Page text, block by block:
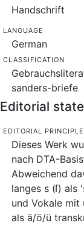
Handschrift
Language
German
Classification
sanders-briefe
Editorial
Editorial
Dieses Werk
nach DTA-
Abweichend
langes s (ſ)
und Vokale mit
als ä/ö/ü